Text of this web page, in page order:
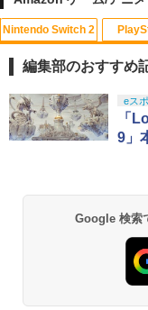
1
1
1
Nintendo Switch 2
1
1
1
1
編集部のおすすめ
eス
「
9」
Google 検索